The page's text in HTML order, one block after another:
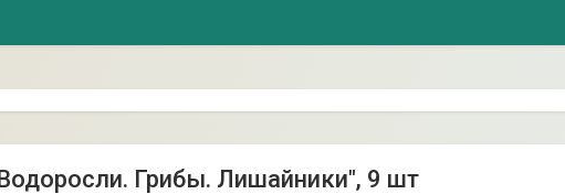
Грибы. Лишайники", 9 шт